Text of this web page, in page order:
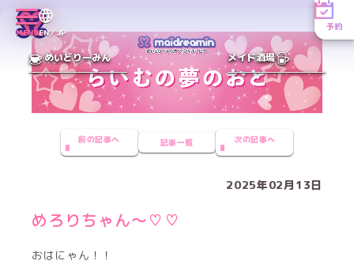
MENUEN／JP
予約
めいどりーみん メイド酒場
前の記事へ 記事一覧 次の記事へ
2025年02月13日
めろりちゃん〜♡♡
おはにゃん！！